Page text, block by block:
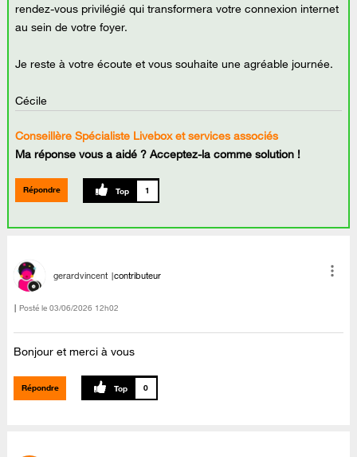
rendez-vous privilégié qui transformera votre connexion internet
au sein de votre foyer.
Je reste à votre écoute et vous souhaite une agréable journée.
Cécile
Conseillère Spécialiste Livebox et services associés
Ma réponse vous a aidé ? Acceptez-la comme solution !
Répondre 1
gerardvincent contributeur
Posté le ‎03/06/2026 12h02
Bonjour et merci à vous
Répondre 0